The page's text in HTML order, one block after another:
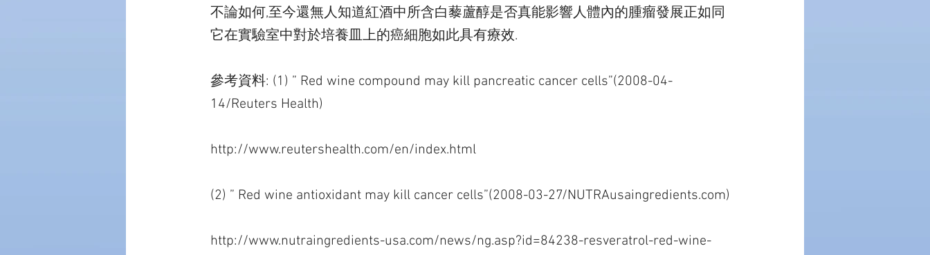
不論如何,至今還無人知道紅酒中所含白藜蘆醇是否真能影響人體內的腫瘤發展正如同
它在實驗室中對於培養皿上的癌細胞如此具有療效.
參考資料: (1) ” Red wine compound may kill pancreatic cancer cells”(2008-04-
14/Reuters Health)
http://www.reutershealth.com/en/index.html
(2) ” Red wine antioxidant may kill cancer cells”(2008-03-27/NUTRAusaingredients.com)
http://www.nutraingredients-usa.com/news/ng.asp?id=84238-resveratrol-red-wine-